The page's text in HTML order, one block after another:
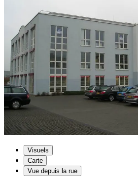
Visuels
Carte
Vue depuis la rue